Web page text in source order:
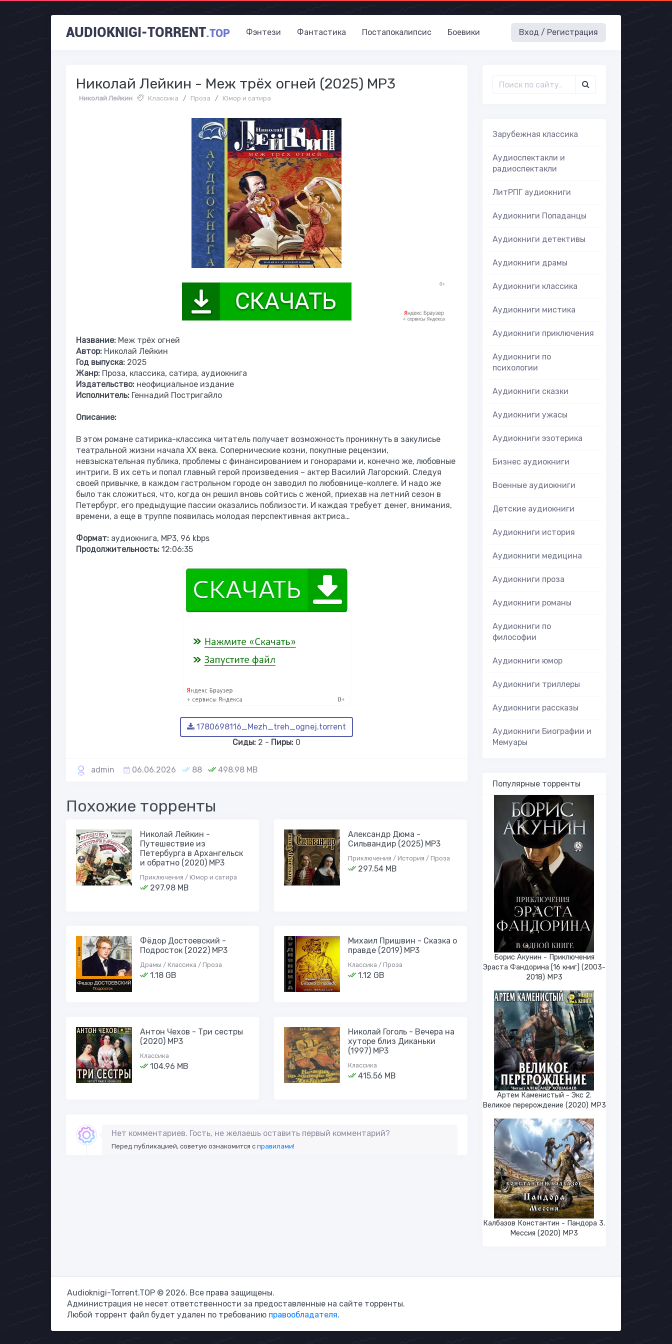
AUDIOKNIGI-TORRENT.TOP Фэнтези Фантастика Постапокалипсис Боевики Вход / Регистрация
Николай Лейкин - Меж трёх огней (2025) MP3
Николай Лейкин Классика / Проза / Юмор и сатира
Название: Меж трёх огней
Автор: Николай Лейкин
Год выпуска: 2025
Жанр: Проза, классика, сатира, аудиокнига
Издательство: неофициальное издание
Исполнитель: Геннадий Постригайло
Описание:
В этом романе сатирика-классика читатель получает возможность проникнуть в закулисье
театральной жизни начала XX века. Сопернические козни, покупные рецензии,
невзыскательная публика, проблемы с финансированием и гонорарами и, конечно же, любовные
интриги. В их сеть и попал главный герой произведения – актер Василий Лагорский. Следуя
своей привычке, в каждом гастрольном городе он заводил по любовнице-коллеге. И надо же
было так сложиться, что, когда он решил вновь сойтись с женой, приехав на летний сезон в
Петербург, его предыдущие пассии оказались поблизости. И каждая требует денег, внимания,
времени, а еще в труппе появилась молодая перспективная актриса…
Формат: аудиокнига, MP3, 96 kbps
Продолжительность: 12:06:35
1780698116_Mezh_treh_ognej.torrent
Сиды: 2 - Пиры: 0
admin 06.06.2026 88 498.98 MB
Похожие торренты
Николай Лейкин -
Путешествие из
Петербурга в Архангельск
и обратно (2020) MP3
Приключения / Юмор и сатира
297.98 MB
Александр Дюма -
Сильвандир (2025) MP3
Приключения / История / Проза
297.54 MB
Фёдор Достоевский -
Подросток (2022) MP3
Драмы / Классика / Проза
1.18 GB
Михаил Пришвин - Сказка о
правде (2019) МР3
Классика / Проза
1.12 GB
Антон Чехов - Три сестры
(2020) MP3
Классика
104.96 MB
Николай Гоголь - Вечера на
хуторе близ Диканьки
(1997) МР3
Классика
415.56 MB
Нет комментариев. Гость, не желаешь оставить первый комментарий?
Перед публикацией, советую ознакомится справилами!
Зарубежная классика
Аудиоспектакли и
радиоспектакли
ЛитРПГ аудиокниги
Аудиокниги Попаданцы
Аудиокниги детективы
Аудиокниги драмы
Аудиокниги классика
Аудиокниги мистика
Аудиокниги приключения
Аудиокниги по
психологии
Аудиокниги сказки
Аудиокниги ужасы
Аудиокниги эзотерика
Бизнес аудиокниги
Военные аудиокниги
Детские аудиокниги
Аудиокниги история
Аудиокниги медицина
Аудиокниги проза
Аудиокниги романы
Аудиокниги по
философии
Аудиокниги юмор
Аудиокниги триллеры
Аудиокниги рассказы
Аудиокниги Биографии и
Мемуары
Популярные торренты
Борис Акунин - Приключения
Эраста Фандорина [16 книг] (2003-
2018) МР3
Артем Каменистый - Экс 2.
Великое перерождение (2020) МР3
Калбазов Константин - Пандора 3.
Мессия (2020) MP3
Audioknigi-Torrent.TOP © 2026. Все права защищены.
Администрация не несет ответственности за предоставленные на сайте торренты.
Любой торрент файл будет удален по требованию правообладателя.